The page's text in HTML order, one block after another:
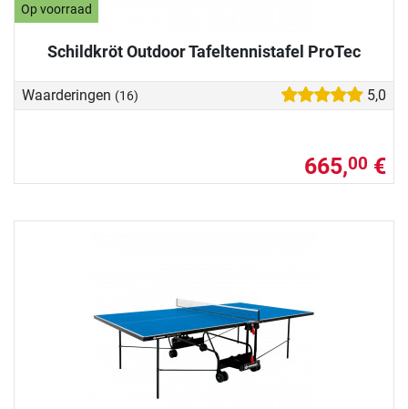
Op voorraad
Schildkröt Outdoor Tafeltennistafel ProTec
Waarderingen (16) 5,0
665,00 €